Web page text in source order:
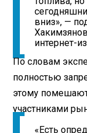
вниз», —
интернет-
По словам
полностью
этому
участниками
«Есть